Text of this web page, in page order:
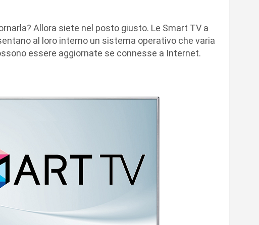
Allora siete nel posto giusto. Le Smart TV a
al loro interno un sistema operativo che varia
essere aggiornate se connesse a Internet.